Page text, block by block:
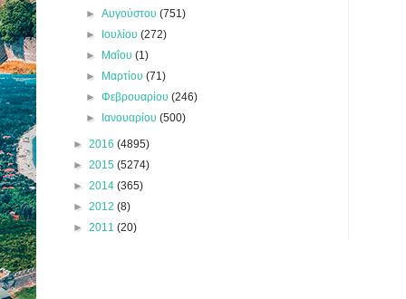
►Αυγούστου(751)
► Ιουλίου(272)
► Μαΐου(1)
► Μαρτίου(71)
►Φεβρουαρίου(246)
► Ιανουαρίου(500)
► 2016 (4895)
► 2015 (5274)
► 2014 (365)
► 2012 (8)
► 2011 (20)